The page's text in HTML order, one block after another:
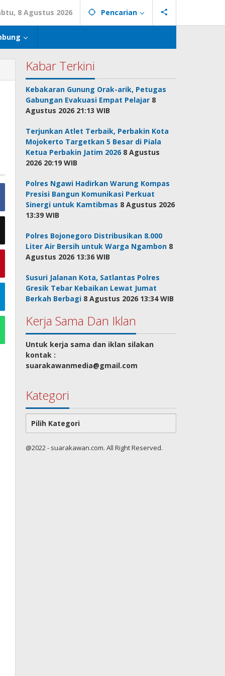
8 Agustus 2026 Pencarian
Kabar Terkini
Kebakaran Gunung Orak-arik, Petugas
Gabungan Evakuasi Empat Pelajar 8
Agustus 2026 21:13 WIB
Terjunkan Atlet Terbaik, Perbakin Kota
Mojokerto Targetkan 5 Besar di Piala
Ketua Perbakin Jatim 2026 8 Agustus
2026 20:19 WIB
Polres Ngawi Hadirkan Warung Kompas
Presisi Bangun Komunikasi Perkuat
Sinergi untuk Kamtibmas 8 Agustus 2026
13:39 WIB
Polres Bojonegoro Distribusikan 8.000
Liter Air Bersih untuk Warga Ngambon 8
Agustus 2026 13:36 WIB
Susuri Jalanan Kota, Satlantas Polres
Gresik Tebar Kebaikan Lewat Jumat
Berkah Berbagi 8 Agustus 2026 13:34 WIB
Kerja Sama Dan Iklan
Untuk kerja sama dan iklan silakan
kontak :
suarakawanmedia@gmail.com
Kategori
Kategori
@2022 - suarakawan.com. All Right Reserved.